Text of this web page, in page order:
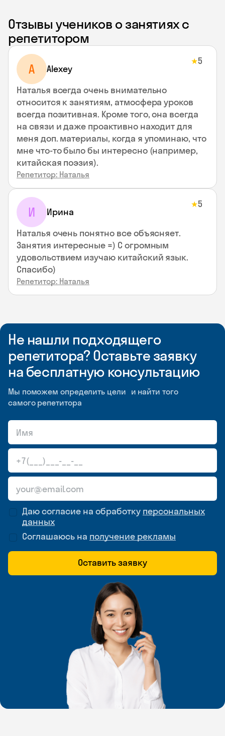
Отзывы учеников о занятиях с
репетитором
A Alexey
★5
Наталья всегда очень внимательно
относится к занятиям, атмосфера уроков
всегда позитивная. Кроме того, она всегда
на связи и даже проактивно находит для
меня доп. материалы, когда я упоминаю, что
мне что-то было бы интересно (например,
китайская поэзия).
Репетитор: Наталья
И Ирина
★5
Наталья очень понятно все объясняет.
Занятия интересные =) С огромным
удовольствием изучаю китайский язык.
Спасибо)
Репетитор: Наталья
Не нашли подходящего
репетитора? Оставьте заявку
на бесплатную консультацию
Мы поможем определить цели и найти того
самого репетитора
Даю согласие на обработку персональных
данных
Соглашаюсь на получение рекламы
Оставить заявку